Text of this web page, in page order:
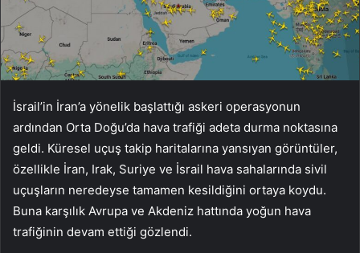
İsrail’in İran’a yönelik başlattığı askeri operasyonun
ardından Orta Doğu’da hava trafiği adeta durma noktasına
geldi. Küresel uçuş takip haritalarına yansıyan görüntüler,
özellikle İran, Irak, Suriye ve İsrail hava sahalarında sivil
uçuşların neredeyse tamamen kesildiğini ortaya koydu.
Buna karşılık Avrupa ve Akdeniz hattında yoğun hava
trafiğinin devam ettiği gözlendi.